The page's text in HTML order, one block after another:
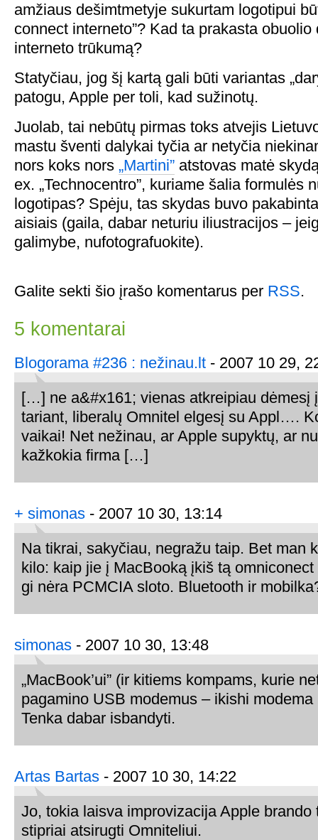
amžiaus dešimtmetyje sukurtam logotipui
connect interneto”? Kad ta prakasta
interneto trūkumą?
Statyčiau, jog šį kartą gali būti variantas
patogu, Apple per toli, kad sužinotų.
Juolab, tai nebūtų pirmas toks atvejis
mastu šventi dalykai tyčia ar netyčia
nors koks nors „Martini” atstovas matė
ex. „Technocentro”, kuriame šalia formulės
logotipas? Spėju, tas skydas buvo
aisiais (gaila, dabar neturiu iliustracijos –
galimybe, nufotografuokite).
Galite sekti šio įrašo komentarus per RSS.
5 komentarai
Blogorama #236 : nežinau.lt - 2007 10 29,
[…] ne a&#x161; vienas atkreipiau dėmesį
tariant, liberalų Omnitel elgesį su Appl….
vaikai! Net nežinau, ar Apple supyktų, ar
kažkokia firma […]
+ simonas - 2007 10 30, 13:14
Na tikrai, sakyčiau, negražu taip. Bet man
kilo: kaip jie į MacBooką įkiš tą
gi nėra PCMCIA sloto. Bluetooth ir
simonas - 2007 10 30, 13:48
„MacBook’ui” (ir kitiems kompams, kurie
pagamino USB modemus – ikishi
Tenka dabar isbandyti.
Artas Bartas - 2007 10 30, 14:22
Jo, tokia laisva improvizacija Apple brando
stipriai atsirugti Omniteliui.